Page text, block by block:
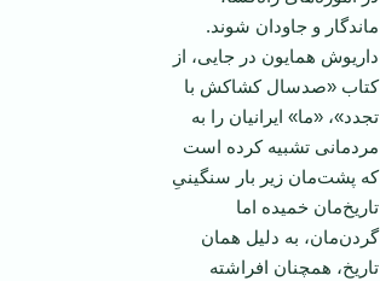
ماندگار و جاودان شوند.
داریوش همایون در جایی، از
کتاب «صدسال کشاکش با
تجدد»، «ما» ایرانیان را به
مردمانی تشبیه کرده است
که پشت‌مان زیر بار سنگینیِ
تاریخ‌مان خمیده اما
گردن‌مان، به دلیل همان
تاریخ، همچنان افراشته